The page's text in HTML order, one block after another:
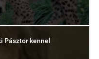
Pásztor kennel